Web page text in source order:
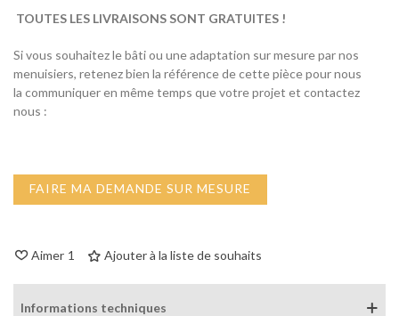
TOUTES LES LIVRAISONS SONT GRATUITES !
Si vous souhaitez le bâti ou une adaptation sur mesure par nos
menuisiers, retenez bien la référence de cette pièce pour nous
la communiquer en même temps que votre projet et contactez
nous :
FAIRE MA DEMANDE SUR MESURE
Aimer 1 Ajouter à la liste de souhaits
Informations techniques